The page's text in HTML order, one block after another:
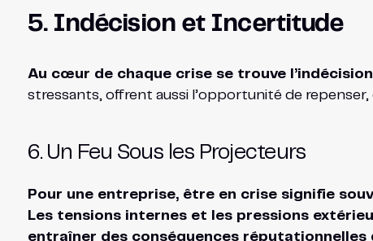
5. Indécision et Incertitude
Au cœur de chaque crise se trouve
stressants, offrent aussi l’opportunité de repenser,
6. Un Feu Sous les Projecteurs
Pour une entreprise, être en crise signifie
Les tensions internes et les pressions
entraîner des conséquences réputationnelles